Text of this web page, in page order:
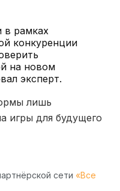
в рамках
конкуренции
на новом
эксперт.
лишь
игры для будущего
сети «Все